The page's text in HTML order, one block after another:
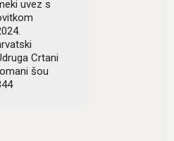
uvez s
Crtani
šou